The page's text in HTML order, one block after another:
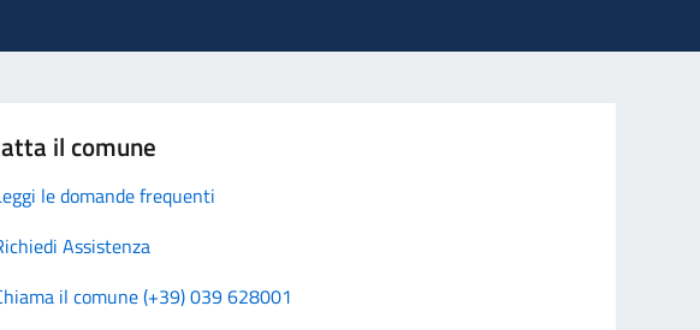
il comune
le domande frequenti
Assistenza
il comune (+39) 039 628001